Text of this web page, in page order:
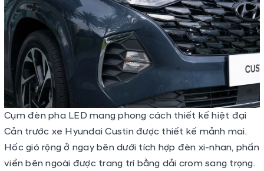
Cụm đèn pha LED mang phong cách thiết kế hiệt đại
Cản trước xe Hyundai Custin được thiết kế mảnh mai.
Hốc gió rộng ở ngay bên dưới tích hợp đèn xi-nhan, phần
viền bên ngoài được trang trí bằng dải crom sang trọng.